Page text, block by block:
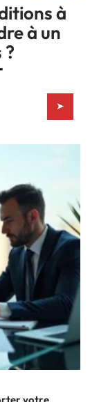
à
à un
?